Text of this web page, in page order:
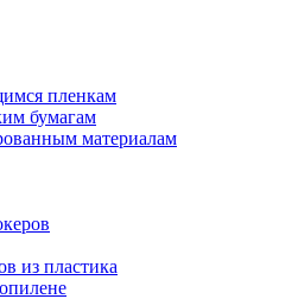
пленкам
бумагам
материалам
из пластика